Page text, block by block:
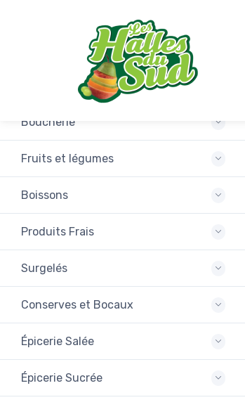
Promotions
Boucherie
Fruits et légumes
Boissons
Produits Frais
Surgelés
Conserves et Bocaux
Épicerie Salée
Épicerie Sucrée